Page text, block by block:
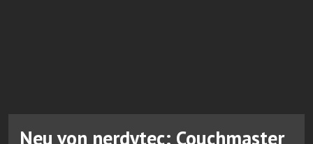
Neu von nerdytec: Couchmaster